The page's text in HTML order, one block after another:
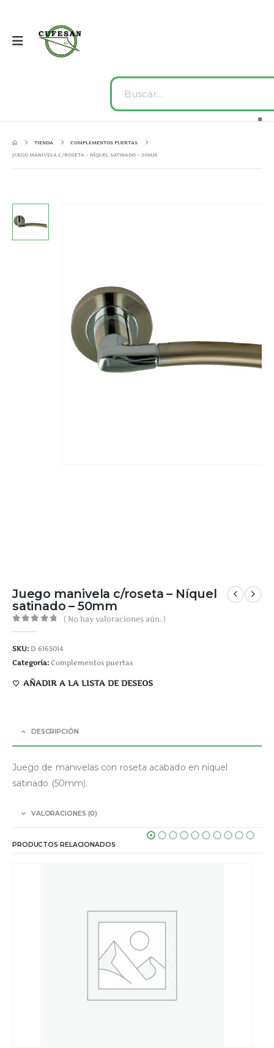
TIENDA
COMPLEMENTOS PUERTAS
JUEGO MANIVELA C/ROSETA – NÍQUEL SATINADO – 50MM
Juego manivela c/roseta – Níquel
satinado – 50mm
( No hay valoraciones aún. )
SKU: D 6165014
Categoría: Complementos puertas
AÑADIR A LA LISTA DE DESEOS
DESCRIPCIÓN
Juego de manivelas con roseta acabado en níquel
satinado (50mm).
VALORACIONES (0)
PRODUCTOS RELACIONADOS